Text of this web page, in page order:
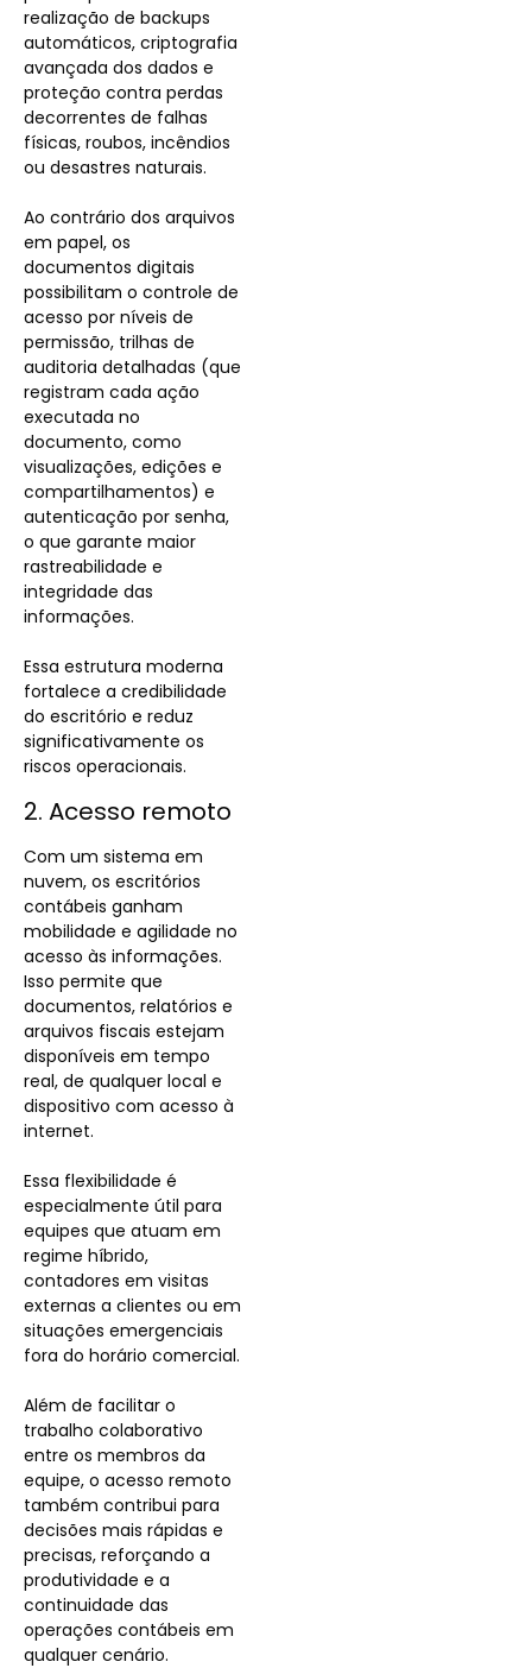
realização de backups
automáticos, criptografia
avançada dos dados e
proteção contra perdas
decorrentes de falhas
físicas, roubos, incêndios
ou desastres naturais.
Ao contrário dos arquivos
em papel, os
documentos digitais
possibilitam o controle de
acesso por níveis de
permissão, trilhas de
auditoria detalhadas (que
registram cada ação
executada no
documento, como
visualizações, edições e
compartilhamentos) e
autenticação por senha,
o que garante maior
rastreabilidade e
integridade das
informações.
Essa estrutura moderna
fortalece a credibilidade
do escritório e reduz
significativamente os
riscos operacionais.
2. Acesso remoto
Com um sistema em
nuvem, os escritórios
contábeis ganham
mobilidade e agilidade no
acesso às informações.
Isso permite que
documentos, relatórios e
arquivos fiscais estejam
disponíveis em tempo
real, de qualquer local e
dispositivo com acesso à
internet.
Essa flexibilidade é
especialmente útil para
equipes que atuam em
regime híbrido,
contadores em visitas
externas a clientes ou em
situações emergenciais
fora do horário comercial.
Além de facilitar o
trabalho colaborativo
entre os membros da
equipe, o acesso remoto
também contribui para
decisões mais rápidas e
precisas, reforçando a
produtividade e a
continuidade das
operações contábeis em
qualquer cenário.